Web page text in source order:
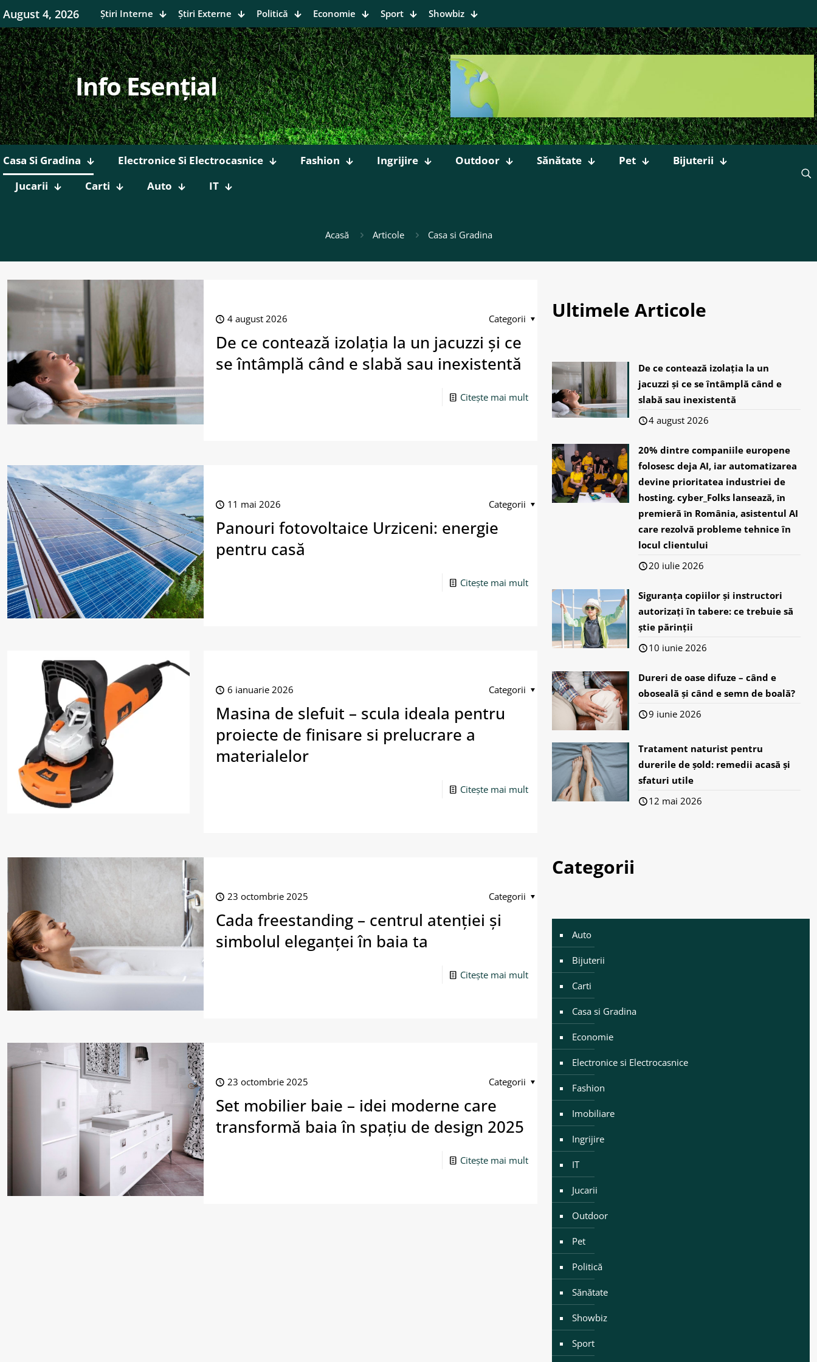
August 4, 2026 Știri Interne Știri Externe Politică Economie Sport Showbiz
Info Esențial
Casa Si Gradina Electronice Si Electrocasnice Fashion Ingrijire Outdoor Sănătate Pet
Bijuterii
Jucarii
Carti Auto IT
Acasă Articole Casa si Gradina
4 august 2026 Categorii
De ce contează izolația la un jacuzzi și ce
se întâmplă când e slabă sau inexistentă
Citește mai mult
11 mai 2026 Categorii
Panouri fotovoltaice Urziceni: energie
pentru casă
Citește mai mult
6 ianuarie 2026 Categorii
Masina de slefuit – scula ideala pentru
proiecte de finisare si prelucrare a
materialelor
Citește mai mult
23 octombrie 2025 Categorii
Cada freestanding – centrul atenției și
simbolul eleganței în baia ta
Citește mai mult
23 octombrie 2025 Categorii
Set mobilier baie – idei moderne care
transformă baia în spațiu de design 2025
Citește mai mult
Ultimele Articole
De ce contează izolația la un
jacuzzi și ce se întâmplă când e
slabă sau inexistentă
4 august 2026
20% dintre companiile europene
folosesc deja AI, iar automatizarea
devine prioritatea industriei de
hosting. cyber_Folks lansează, ȋn
premieră ȋn România, asistentul AI
care rezolvă probleme tehnice în
locul clientului
20 iulie 2026
Siguranța copiilor și instructori
autorizați în tabere: ce trebuie să
știe părinții
10 iunie 2026
Dureri de oase difuze – când e
oboseală și când e semn de boală?
9 iunie 2026
Tratament naturist pentru
durerile de șold: remedii acasă și
sfaturi utile
12 mai 2026
Categorii
Auto
Bijuterii
Carti
Casa si Gradina
Economie
Electronice si Electrocasnice
Fashion
Imobiliare
Ingrijire
IT
Jucarii
Outdoor
Pet
Politică
Sănătate
Showbiz
Sport